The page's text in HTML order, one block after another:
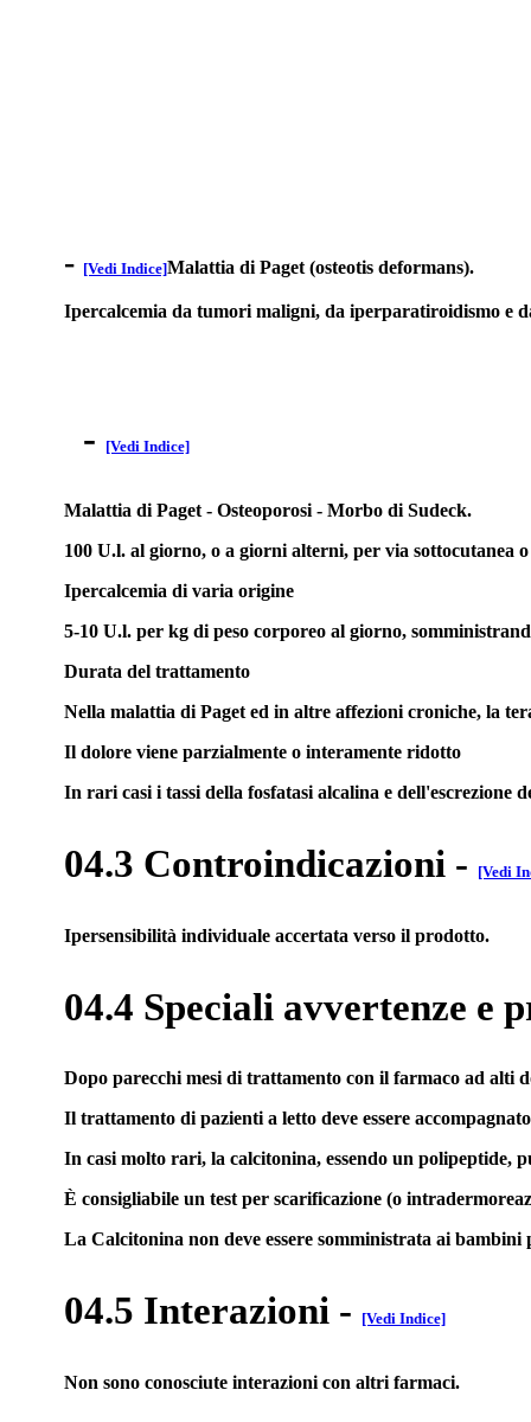
- [Vedi Indice]Malattia di Paget (osteotis deformans).
Ipercalcemia da tumori maligni, da iperparatiroidismo e
- [Vedi Indice]
Malattia di Paget - Osteoporosi - Morbo di Sudeck.
100 U.l. al giorno, o a giorni alterni, per via sottocutanea
Ipercalcemia di varia origine
5-10 U.l. per kg di peso corporeo al giorno,
Durata del trattamento
Nella malattia di Paget ed in altre affezioni croniche, la
Il dolore viene parzialmente o interamente ridotto
In rari casi i tassi della fosfatasi alcalina e dell'escrezione
04.3 Controindicazioni - [Vedi
Ipersensibilità individuale accertata verso il prodotto.
04.4 Speciali avvertenze e
Dopo parecchi mesi di trattamento con il farmaco ad alti
Il trattamento di pazienti a letto deve essere
In casi molto rari, la calcitonina, essendo un polipeptide,
È consigliabile un test per scarificazione (o
La Calcitonina non deve essere somministrata ai
04.5 Interazioni - [Vedi Indice]
Non sono conosciute interazioni con altri farmaci.